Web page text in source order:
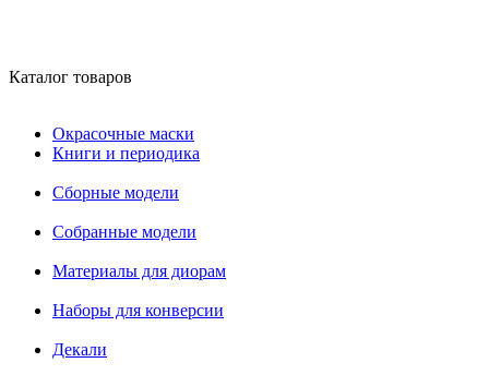
Каталог товаров
Окрасочные маски
Книги и периодика
Сборные модели
Собранные модели
Материалы для диорам
Наборы для конверсии
Декали